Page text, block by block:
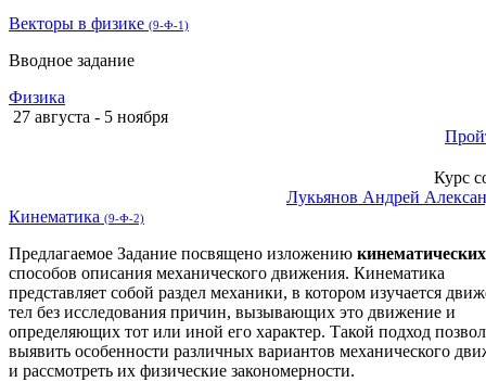
Векторы в физике (9-Ф-1)
Вводное задание
Физика
27 августа - 5 ноября
Курс
Лукьянов Андрей
Кинематика (9-Ф-2)
Предлагаемое Задание посвящено изложению кинематических
способов описания механического движения. Кинематика
представляет собой раздел механики, в котором изучается
тел без исследования причин, вызывающих это движение и
определяющих тот или иной его характер. Такой подход
выявить особенности различных вариантов механического
и рассмотреть их физические закономерности.